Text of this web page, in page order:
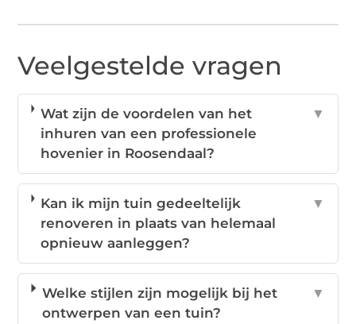
Veelgestelde vragen
Wat zijn de voordelen van het
inhuren van een professionele
hovenier in Roosendaal?
▼
Kan ik mijn tuin gedeeltelijk
renoveren in plaats van helemaal
opnieuw aanleggen?
▼
Welke stijlen zijn mogelijk bij het
ontwerpen van een tuin?
▼